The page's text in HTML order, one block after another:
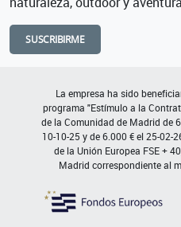
SUSCRIBIRME
La empresa ha sido
programa "Estímulo a la
de la Comunidad de Madrid de
10-10-25 y de 6.000 € el 25-
de la Unión Europea FSE +
Madrid correspondiente al